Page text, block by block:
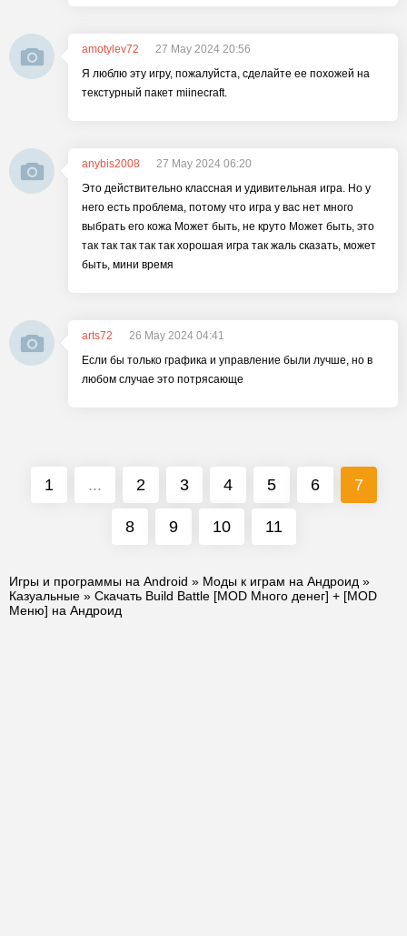
amotylev72
27 May 2024 20:56
Я люблю эту игру, пожалуйста, сделайте ее похожей на
текстурный пакет miinecraft.
anybis2008
27 May 2024 06:20
Это действительно классная и удивительная игра. Но у
него есть проблема, потому что игра у вас нет много
выбрать его кожа Может быть, не круто Может быть, это
так так так так так хорошая игра так жаль сказать, может
быть, мини время
arts72
26 May 2024 04:41
Если бы только графика и управление были лучше, но в
любом случае это потрясающе
1 ... 2 3 4 5 6 7
8 9 10 11
Игры и программы на Android » Моды к играм на Андроид »
Казуальные » Скачать Build Battle [MOD Много денег] + [MOD
Меню] на Андроид